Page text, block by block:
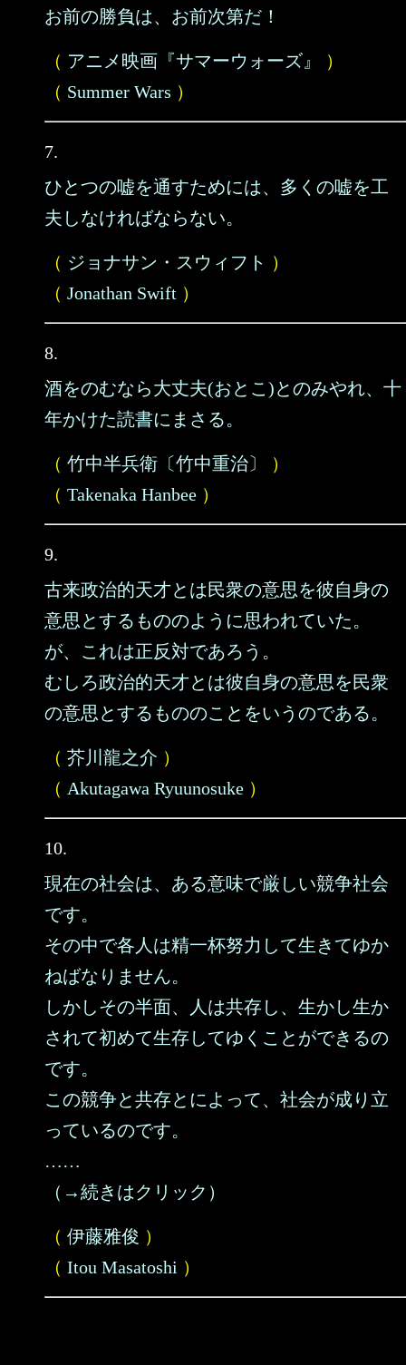
お前の勝負は、お前次第だ！
（ アニメ映画『サマーウォーズ』
）
（ Summer Wars ）
7.
ひとつの嘘を通すためには、多くの嘘を工
夫しなければならない。
（ ジョナサン・スウィフト ）
（ Jonathan Swift ）
8.
酒をのむなら大丈夫(おとこ)とのみやれ、十
年かけた読書にまさる。
（ 竹中半兵衛〔竹中重治〕
）
（ Takenaka Hanbee ）
9.
古来政治的天才とは民衆の意思を彼自身の
意思とするもののように思われていた。
が、これは正反対であろう。
むしろ政治的天才とは彼自身の意思を民衆
の意思とするもののことをいうのである。
（ 芥川龍之介 ）
（ Akutagawa Ryuunosuke ）
10.
現在の社会は、ある意味で厳しい競争社会
です。
その中で各人は精一杯努力して生きてゆか
ねばなりません。
しかしその半面、人は共存し、生かし生か
されて初めて生存してゆくことができるの
です。
この競争と共存とによって、社会が成り立
っているのです。
……
（→続きはクリック）
（ 伊藤雅俊 ）
（ Itou Masatoshi ）